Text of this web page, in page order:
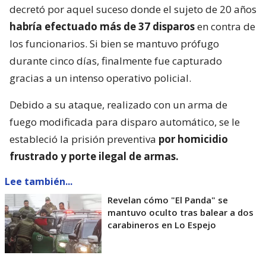
decretó por aquel suceso donde el sujeto de 20 años
habría efectuado más de 37 disparosen contra de
los funcionarios. Si bien se mantuvo prófugo
durante cinco días, finalmente fue capturado
gracias a un intenso operativo policial.
Debido a su ataque, realizado con un arma de
fuego modificada para disparo automático, se le
estableció la prisión preventiva por homicidio
frustrado y porte ilegal de armas.
Lee también...
Revelan cómo "El Panda" se
mantuvo oculto tras balear a dos
carabineros en Lo Espejo